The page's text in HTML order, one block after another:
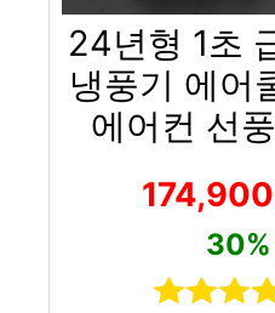
24년형 1초
냉풍기 에어
에어컨 선
30%